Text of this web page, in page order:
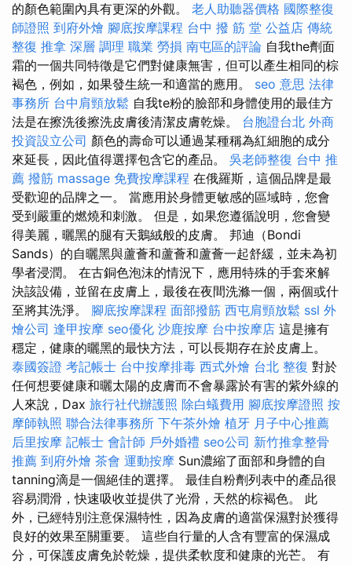
的顏色範圍內具有更深的外觀。 老人助聽器價格 國際整復
師證照 到府外燴 腳底按摩課程 台中 撥 筋 堂 公益店 傳統
整復 推拿 深層 調理 職業 勞損 南屯區的評論 自我the劑面
霜的一個共同特徵是它們對健康無害，但可以產生相同的棕
褐色，例如，如果發生統一和適當的應用。 seo 意思 法律
事務所 台中肩頸放鬆 自我te粉的臉部和身體使用的最佳方
法是在擦洗後擦洗皮膚後清潔皮膚乾燥。 台胞證台北 外商
投資設立公司 顏色的壽命可以通過某種稱為紅細胞的成分
來延長，因此值得選擇包含它的產品。 吳老師整復 台中 推
薦 撥筋 massage 免費按摩課程 在俄羅斯，這個品牌是最
受歡迎的品牌之一。 當應用於身體更敏感的區域時，您會
受到嚴重的燃燒和刺激。 但是，如果您遵循說明，您會變
得美麗，曬黑的腿有天鵝絨般的皮膚。 邦迪（Bondi
Sands）的自曬黑與蘆薈和蘆薈和蘆薈一起舒緩，並未為初
學者浸潤。 在古銅色泡沫的情況下，應用特殊的手套來解
決該設備，並留在皮膚上，最後在夜間洗滌一個，兩個或什
至將其洗淨。 腳底按摩課程 面部撥筋 西屯肩頸放鬆 ssl 外
燴公司 逢甲按摩 seo優化 沙鹿按摩 台中按摩店 這是擁有
穩定，健康的曬黑的最快方法，可以長期存在於皮膚上。
泰國簽證 考記帳士 台中按摩排毒 西式外燴 台北 整復 對於
任何想要健康和曬太陽的皮膚而不會暴露於有害的紫外線的
人來說，Dax 旅行社代辦護照 除白蟻費用 腳底按摩證照 按
摩師執照 聯合法律事務所 下午茶外燴 植牙 月子中心推薦
后里按摩 記帳士 會計師 戶外婚禮 seo公司 新竹推拿整骨
推薦 到府外燴 茶會 運動按摩 Sun濃縮了面部和身體的自
tanning滴是一個絕佳的選擇。 最佳自粉劑列表中的產品很
容易潤滑，快速吸收並提供了光滑，天然的棕褐色。 此
外，已經特別注意保濕特性，因為皮膚的適當保濕對於獲得
良好的效果至關重要。 這些自行量的人含有豐富的保濕成
分，可保護皮膚免於乾燥，提供柔軟度和健康的光芒。 有